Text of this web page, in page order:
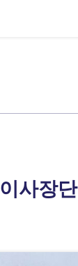
사장단